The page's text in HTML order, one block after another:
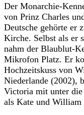
Der Monarchie-
von Prinz Charles
Deutsche gehörte er
Kirche. Selbst als er
nahm der Blaublut-
Mikrofon Platz. Er
Hochzeitskuss von
Niederlande (2002),
Victoria mit unter die
als Kate und William